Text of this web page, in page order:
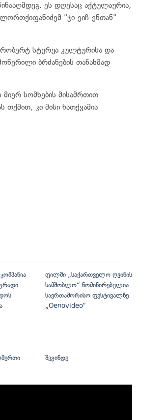
ეს დღესაც აქტულაურია,
"ჯი-ეიჩ-ენთან"
სტურუა კულტურისა და
ბრძანების თანახმად
სომხების მისამრთით
თქმით, კი მისი ნათქვამია
ფილმი „საქართველო ღვინის
სამშობლო“ ნომინირებულია
საერთაშორისო ფესტივალზე
„Oenovideo“
შეგინდე